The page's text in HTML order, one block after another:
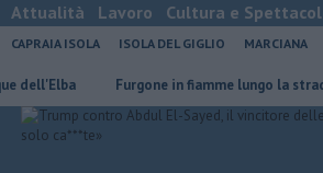
Attualità Lavoro Cultura e
CAPRAIA ISOLA ISOLA DEL GIGLIO MARCIANA
Furgone in fiamme lungo la strada